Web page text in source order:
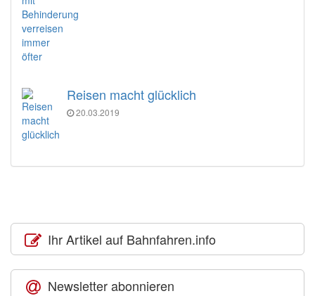
Reisen macht glücklich
20.03.2019
Ihr Artikel auf Bahnfahren.info
Newsletter abonnieren